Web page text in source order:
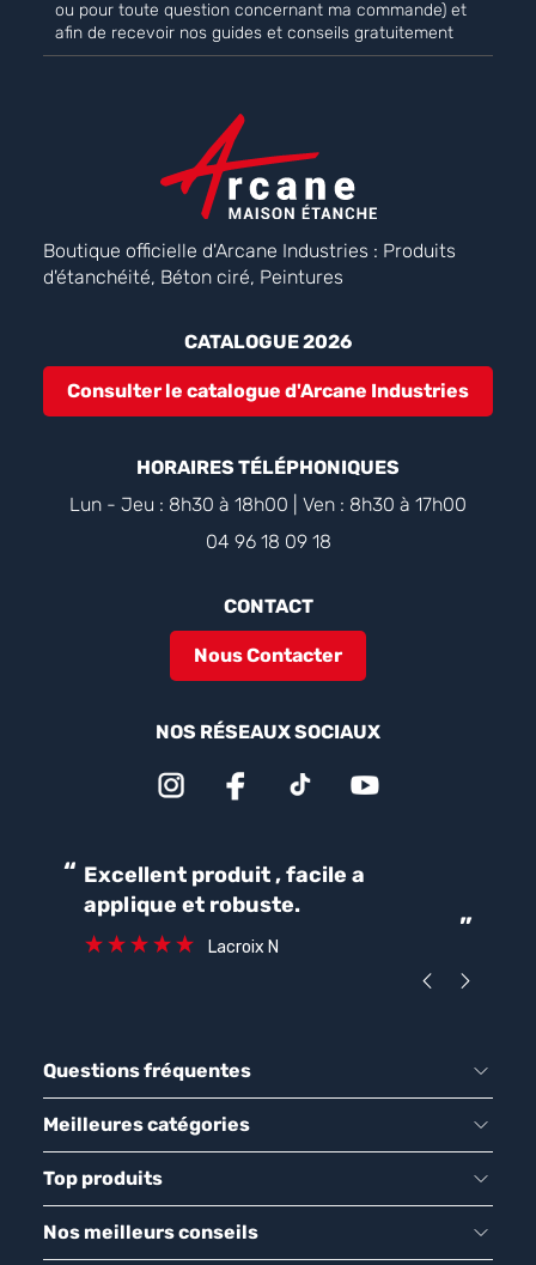
ou pour toute question concernant ma commande) et
afin de recevoir nos guides et conseils gratuitement
Boutique officielle d'Arcane Industries : Produits
d'étanchéité, Béton ciré, Peintures
CATALOGUE 2026
Consulter le catalogue d'Arcane Industries
HORAIRES TÉLÉPHONIQUES
Lun - Jeu : 8h30 à 18h00 | Ven : 8h30 à 17h00
04 96 18 09 18
CONTACT
Nous Contacter
NOS RÉSEAUX SOCIAUX
“
”
Excellent produit , facile a
applique et robuste.
Lacroix N
Questions fréquentes
Meilleures catégories
Top produits
Nos meilleurs conseils